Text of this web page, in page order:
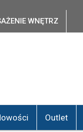
WNĘTRZ
Outlet